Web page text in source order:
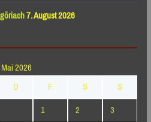
7. August 2026
Mai 2026
D F S
S
1
2
3